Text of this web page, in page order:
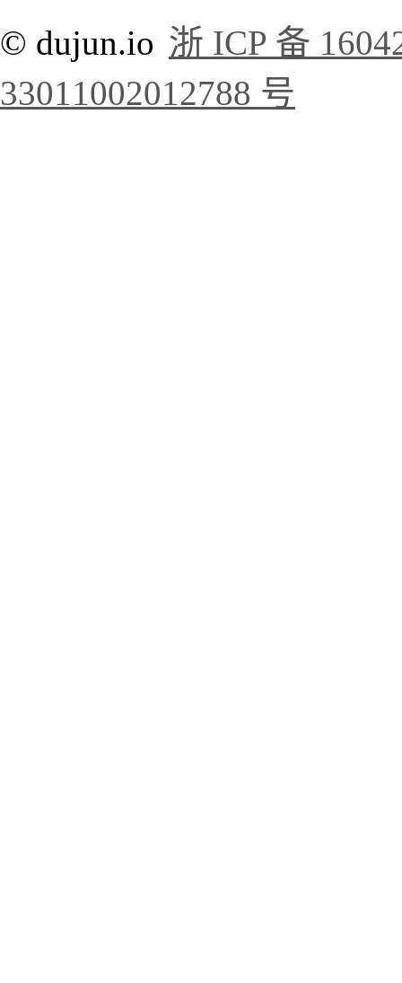
© dujun.io 浙 ICP 备
33011002012788 号